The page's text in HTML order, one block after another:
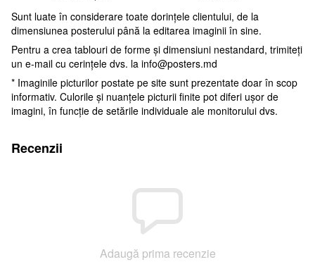
Sunt luate în considerare toate dorințele clientului, de la
dimensiunea posterului până la editarea imaginii în sine.
Pentru a crea tablouri de forme și dimensiuni nestandard, trimiteți
un e-mail cu cerințele dvs. la info@posters.md
* Imaginile picturilor postate pe site sunt prezentate doar în scop
informativ. Culorile și nuanțele picturii finite pot diferi ușor de
imagini, în funcție de setările individuale ale monitorului dvs.
Recenzii
Adaugă prima recenzie